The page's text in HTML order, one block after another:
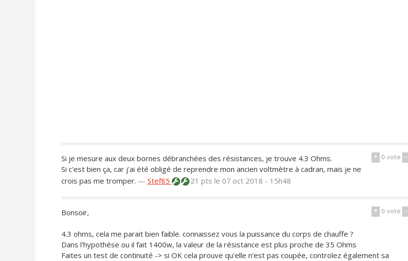
+ 0vote -
Si je mesure aux deux bornes débranchées des résistances, je trouve 4.3 Ohms.
Si c'est bien ça, car j'ai été obligé de reprendre mon ancien voltmètre à cadran, mais je ne
crois pas me tromper. — Stef85 21 pts le 07 oct 2018 - 15h48
+ 0vote -
Bonsoir,
4.3 ohms, cela me parait bien faible. connaissez vous la puissance du corps de chauffe ?
Dans l'hypothése ou il fait 1400w, la valeur de la résistance est plus proche de 35 Ohms
Faites un test de continuité -> si OK cela prouve qu'elle n'est pas coupée, controlez également sa